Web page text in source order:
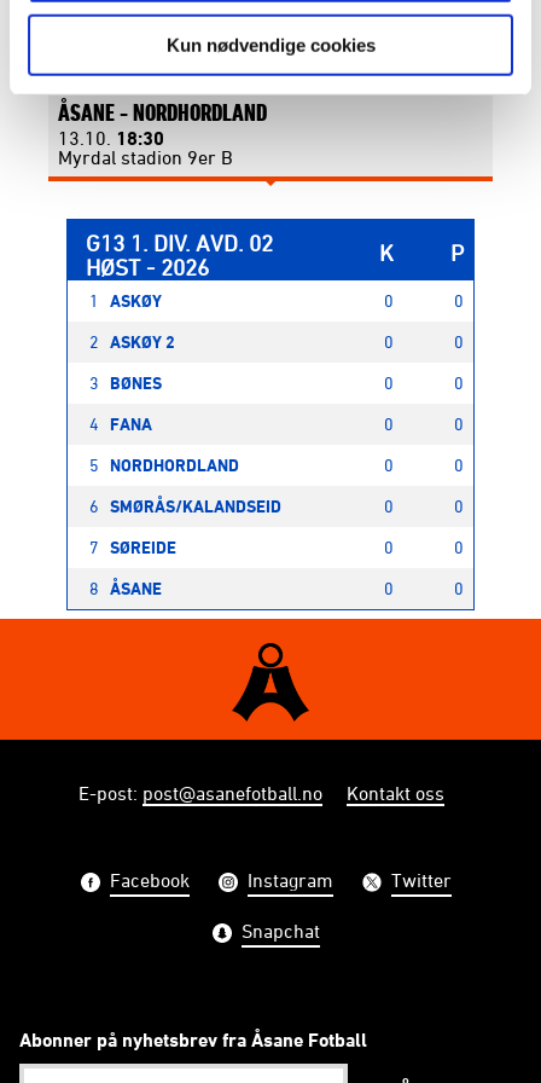
Kun nødvendige cookies
ASKØY -ÅSANE
Bergheim Kunstgress 1 9er A
ÅSANE -NORDHORDLAND
13.10.
18:30
Myrdal stadion 9er B
G13 1. DIV. AVD. 02
HØST - 2026
K P
1 ASKØY 0
0
2 ASKØY 2 0
0
3 BØNES 0
0
4
FANA 0
0
5 NORDHORDLAND 0
0
6 SMØRÅS/KALANDSEID 0
0
7 SØREIDE 0
0
8 ÅSANE 0 0
E-post: post@asanefotball.no Kontakt oss
Facebook Instagram Twitter
Snapchat
Abonner på nyhetsbrev fra Åsane Fotball